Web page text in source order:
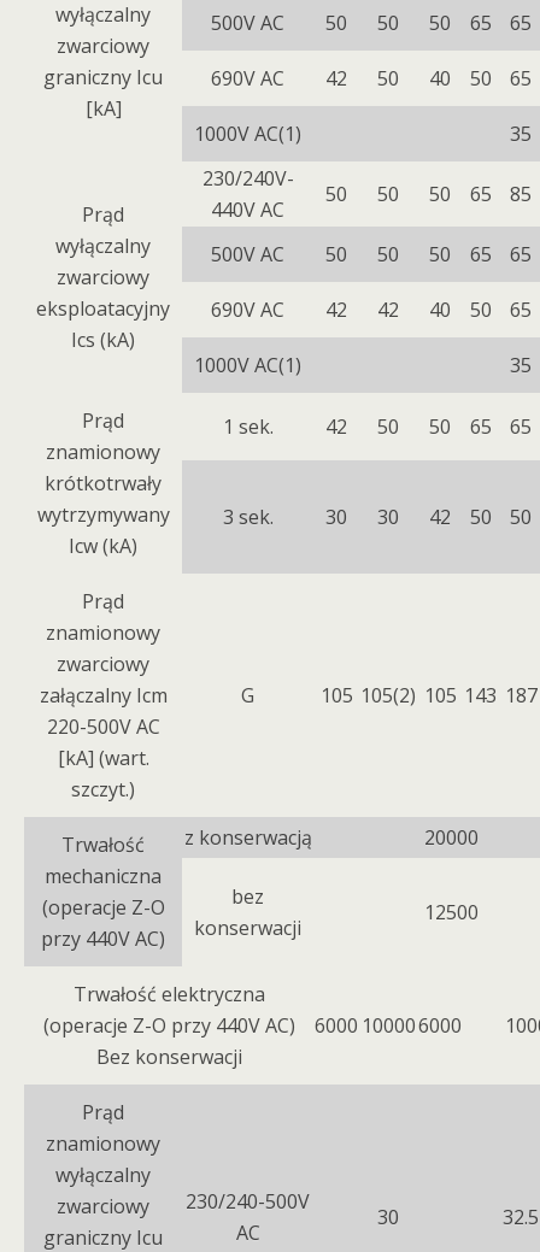
wyłączalny
zwarciowy
graniczny Icu
[kA]
500V AC 50 50 50 65 65
690V AC 42 50 40 50 65
1000V AC(1) 35
Prąd
wyłączalny
zwarciowy
eksploatacyjny
Ics (kA)
230/240V-
440V AC
50 50 50 65 85
500V AC 50 50 50 65 65
690V AC 42 42 40 50 65
1000V AC(1) 35
Prąd
znamionowy
krótkotrwały
wytrzymywany
Icw (kA)
1 sek. 42 50 50 65 65
3 sek. 30 30 42 50 50
Prąd
znamionowy
zwarciowy
załączalny Icm
220-500V AC
[kA] (wart.
szczyt.)
G 105 105(2) 105 143 187
Trwałość
mechaniczna
(operacje Z-O
przy 440V AC)
z konserwacją 20000
bez
konserwacji
12500
Trwałość elektryczna
(operacje Z-O przy 440V AC)
Bez konserwacji
6000 100006000
Prąd
znamionowy
wyłączalny
zwarciowy
graniczny Icu
230/240-500V
AC
30 32.5